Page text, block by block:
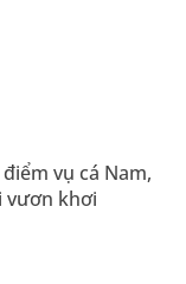
vụ cá Nam,
vươn khơi